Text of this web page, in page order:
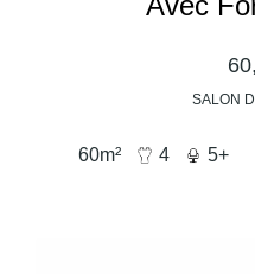
SALON
60m² 4 5+